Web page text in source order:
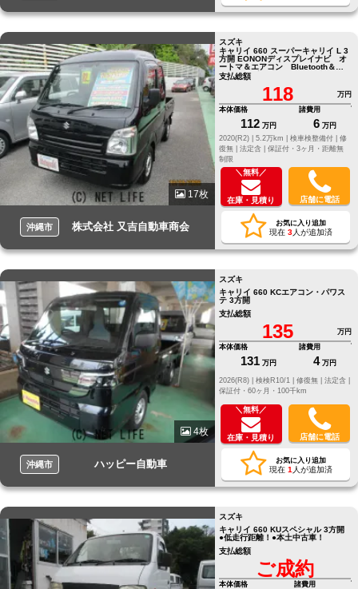
17枚
沖縄市 株式会社 又吉自動車商会
スズキ
キャリイ 660 スーパーキャリイ L 3
方開 EONONディスプレイナビ オ
ートマ＆エアコン Bluetooth＆
ETC スズキセーフティサポート
支払総額
118
万円
本体価格
112 万円
諸費用
6 万円
2020(R2) |
5.2万km | 検車検整備付 | 修
復無 | 法定含 | 保証付・3ヶ月・距離無
制限
＼無料／
在庫・見積り 店舗に電話
お気に入り追加
現在 3人が追加済
4枚
沖縄市 ハッピー自動車
スズキ
キャリイ 660 KCエアコン・パワス
テ 3方開
支払総額
135
万円
本体価格
131 万円
諸費用
4 万円
修復無 | 法定含 |
保証付・60ヶ月・100千km
＼無料／
在庫・見積り 店舗に電話
お気に入り追加
現在 1 人が追加済
スズキ
キャリイ 660 KUスペシャル 3方開
●低走行距離！●本土中古車！
支払総額
ご成約
本体価格 諸費用